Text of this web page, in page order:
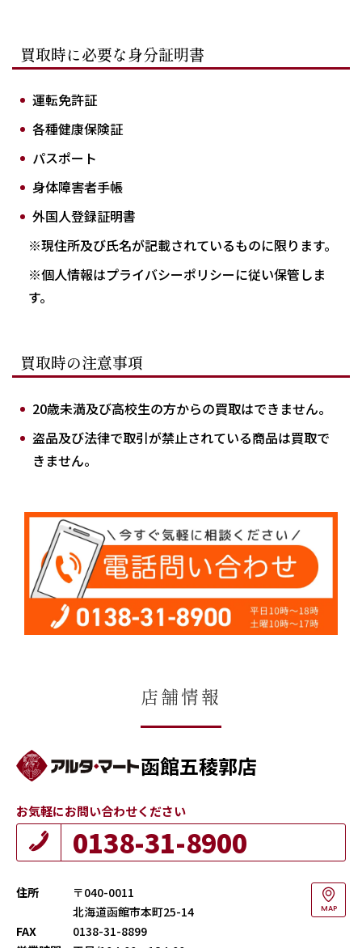
買取時に必要な身分証明書
運転免許証
各種健康保険証
パスポート
身体障害者手帳
外国人登録証明書
※現住所及び氏名が記載されているものに限ります。
※個人情報はプライバシーポリシーに従い保管しま
す。
買取時の注意事項
20歳未満及び高校生の方からの買取はできません。
盗品及び法律で取引が禁止されている商品は買取で
きません。
店舗情報
函館五稜郭店
お気軽にお問い合わせください
0138-31-8900
住所
〒040-0011
北海道函館市本町25-14
MAP
FAX
0138-31-8899